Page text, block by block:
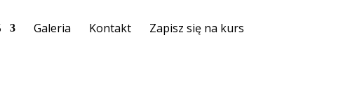
Galeria Kontakt Zapisz się na kurs